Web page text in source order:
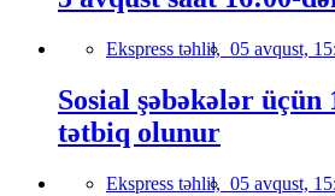
Ekspress təhlil, 05 avqust,
Sosial şəbəkələr üçün
tətbiq olunur
Ekspress təhlil, 05 avqust,